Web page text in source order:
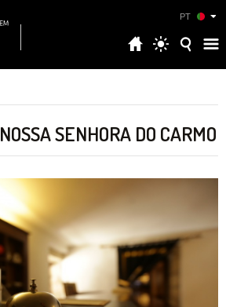
PT
SENHORA DO CARMO